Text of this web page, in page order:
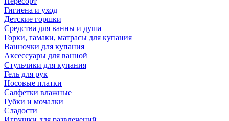
Гигиена и уход
Детские горшки
Средства для ванны и душа
Горки, гамаки, матрасы для купания
Ванночки для купания
Аксессуары для ванной
Стульчики для купания
Гель для рук
Носовые платки
Салфетки влажные
Губки и мочалки
Сладости